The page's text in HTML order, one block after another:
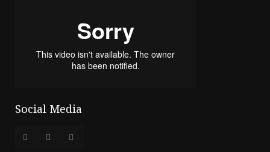
Social Media